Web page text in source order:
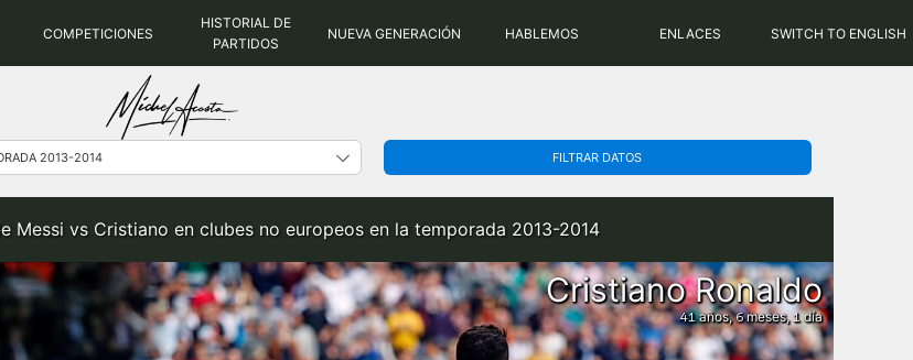
COMPETICIONES
HISTORIAL DE
PARTIDOS
NUEVA GENERACIÓN HABLEMOS ENLACES SWITCH TO ENGLISH
FILTRAR DATOS
Messi vs Cristiano en clubes no europeos en la temporada 2013-2014
Cristiano Ronaldo
41años,6meses,1día